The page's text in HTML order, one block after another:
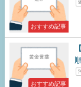
おすすめ記事
おすすめ記事